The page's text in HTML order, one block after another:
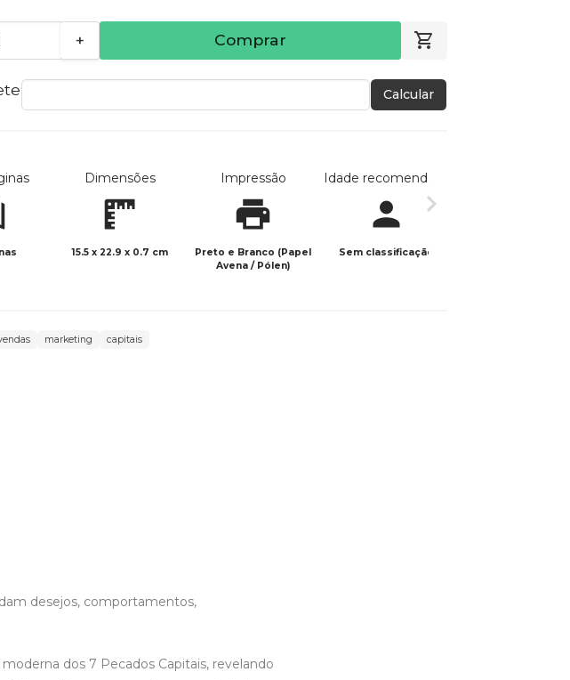
+ Comprar
Calcular
Dimensões
15.5 x 22.9 x 0.7 cm
Impressão
Preto e Branco (Papel
Avena / Pólen)
Idade recomendada
Sem classificação
marketing capitais
desejos, comportamentos,
dos 7 Pecados Capitais, revelando